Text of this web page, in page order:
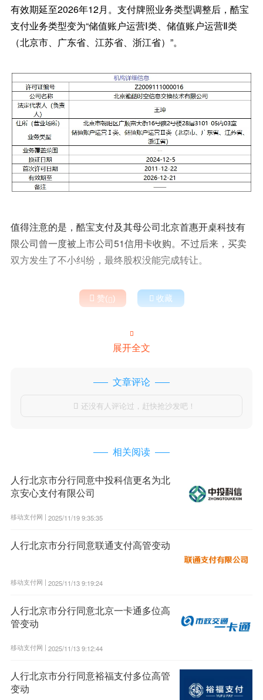
有效期延至2026年12月。支付牌照业务类型调整后，酷宝
支付业务类型变为“储值账户运营Ⅰ类、储值账户运营Ⅱ类
（北京市、广东省、江苏省、浙江省）”。
值得注意的是，酷宝支付及其母公司北京首惠开桌科技有
限公司曾一度被上市公司51信用卡收购。不过后来，买卖
双方发生了不小纠纷，最终股权没能完成转让。
 赞()  收藏

展开全文
文章评论
 还没有人评论过，赶快抢沙发吧！
相关阅读
人行北京市分行同意中投科信更名为北
京安心支付有限公司
移动支付网 | 2025/11/19 9:35:35
人行北京市分行同意联通支付高管变动
移动支付网 | 2025/11/13 9:19:24
人行北京市分行同意北京一卡通多位高
管变动
移动支付网 | 2025/11/13 9:12:44
人行北京市分行同意裕福支付多位高管
变动